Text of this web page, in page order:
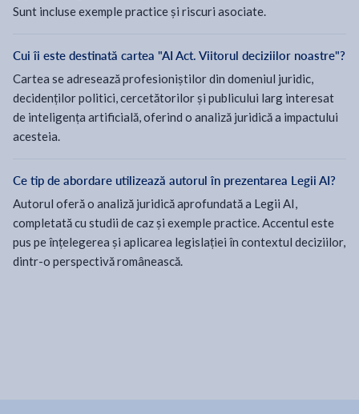
Sunt incluse exemple practice și riscuri asociate.
Cui îi este destinată cartea "AI Act. Viitorul deciziilor noastre"?
Cartea se adresează profesioniștilor din domeniul juridic,
decidenților politici, cercetătorilor și publicului larg interesat
de inteligența artificială, oferind o analiză juridică a impactului
acesteia.
Ce tip de abordare utilizează autorul în prezentarea Legii AI?
Autorul oferă o analiză juridică aprofundată a Legii AI,
completată cu studii de caz și exemple practice. Accentul este
pus pe înțelegerea și aplicarea legislației în contextul deciziilor,
dintr-o perspectivă românească.